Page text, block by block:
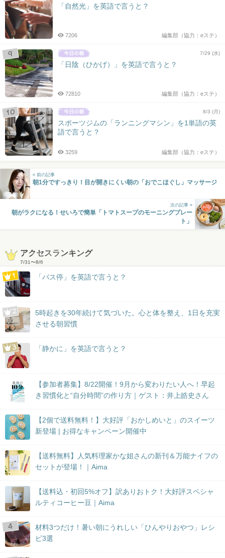
「自然光」を英語で言うと？
編集部（協力：eステ）
7206
7/29 (水)
「日陰（ひかげ）」を英語で言うと？
編集部（協力：eステ）
72810
8/3 (月)
スポーツジムの「ランニングマシン」を1単語の英
語で言うと？
編集部（協力：eステ）
3259
« 前の記事
朝1分ですっきり！目が開きにくい朝の「おでこほぐし」マッサージ
次の記事 »
朝がラクになる！せいろで簡単「トマトスープのモーニングプレー
ト」
アクセスランキング
7/31〜8/6
「バス停」を英語で言うと？
5時起きを30年続けて気づいた。心と体を整え、1日を充実
させる朝習慣
「静かに」を英語で言うと？
【参加者募集】8/22開催！9月から変わりたい人へ！早起
き習慣化と“自分時間”の作り方｜ゲスト：井上皓史さん
【2個で送料無料！】大好評「おかしめいと」のスイーツ
新登場 | お得なキャンペーン開催中
【送料無料】人気料理家かな姐さんの新刊＆万能ナイフの
セットが登場！｜Aima
【送料込・初回5%オフ】訳ありおトク！大好評スペシャ
ルティコーヒー豆｜Aima
材料3つだけ！暑い朝にうれしい「ひんやりおやつ」レシ
ピ3選